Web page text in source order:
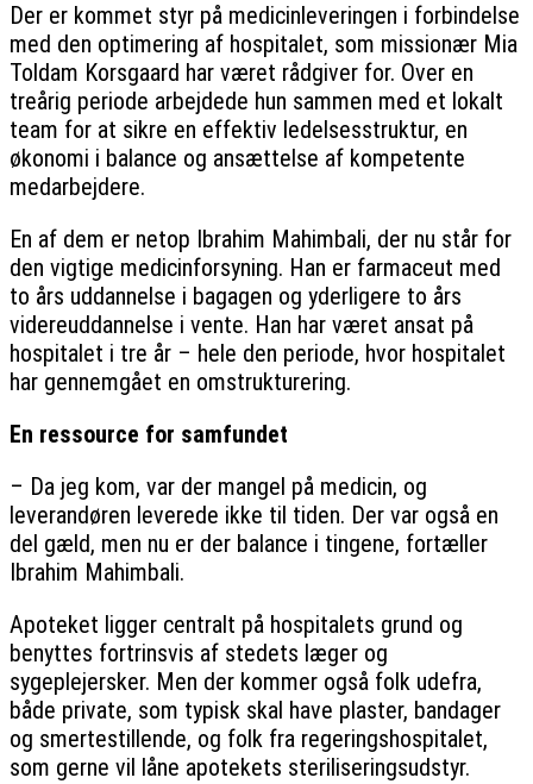
Der er kommet styr på medicinleveringen i forbindelse
med den optimering af hospitalet, som missionær Mia
Toldam Korsgaard har været rådgiver for. Over en
treårig periode arbejdede hun sammen med et lokalt
team for at sikre en effektiv ledelsesstruktur, en
økonomi i balance og ansættelse af kompetente
medarbejdere.
En af dem er netop Ibrahim Mahimbali, der nu står for
den vigtige medicinforsyning. Han er farmaceut med
to års uddannelse i bagagen og yderligere to års
videreuddannelse i vente. Han har været ansat på
hospitalet i tre år – hele den periode, hvor hospitalet
har gennemgået en omstrukturering.
En ressource for samfundet
– Da jeg kom, var der mangel på medicin, og
leverandøren leverede ikke til tiden. Der var også en
del gæld, men nu er der balance i tingene, fortæller
Ibrahim Mahimbali.
Apoteket ligger centralt på hospitalets grund og
benyttes fortrinsvis af stedets læger og
sygeplejersker. Men der kommer også folk udefra,
både private, som typisk skal have plaster, bandager
og smertestillende, og folk fra regeringshospitalet,
som gerne vil låne apotekets steriliseringsudstyr.